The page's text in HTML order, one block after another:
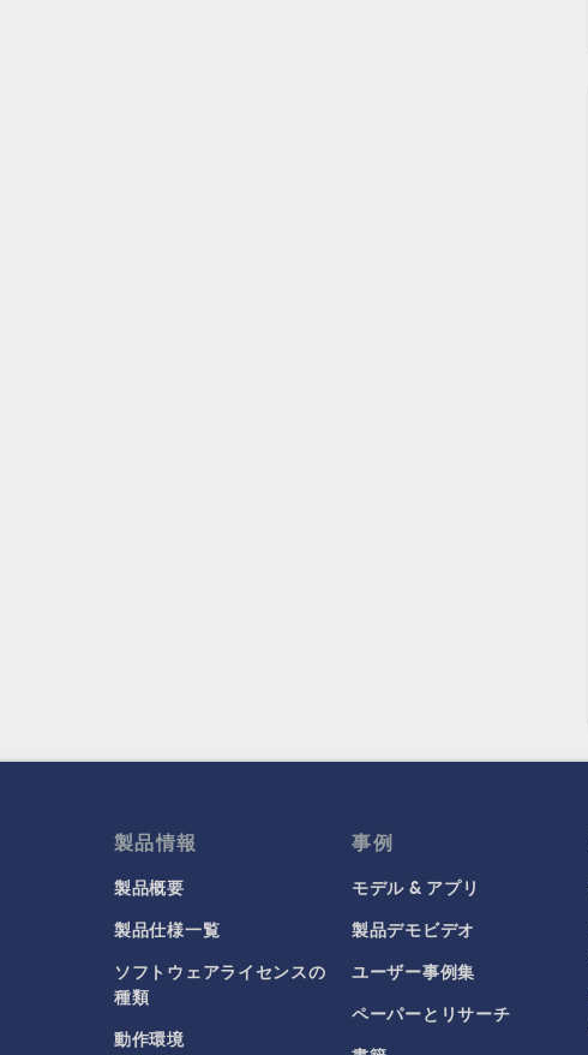
製品情報
製品概要
製品仕様一覧
ソフトウェアライセンスの
種類
動作環境
事例
モデル & アプリ
製品デモビデオ
ユーザー事例集
ペーパーとリサーチ